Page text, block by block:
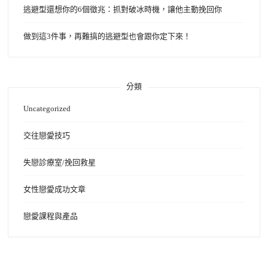
逃避型還想你的6個徵兆：抓對破冰時機，讓他主動挽回你
做到這3件事，再難搞的逃避型也會跟你定下來！
分類
Uncategorized
交往戀愛技巧
失戀診療室/挽回救星
女性戀愛成功文章
戀愛課程與產品